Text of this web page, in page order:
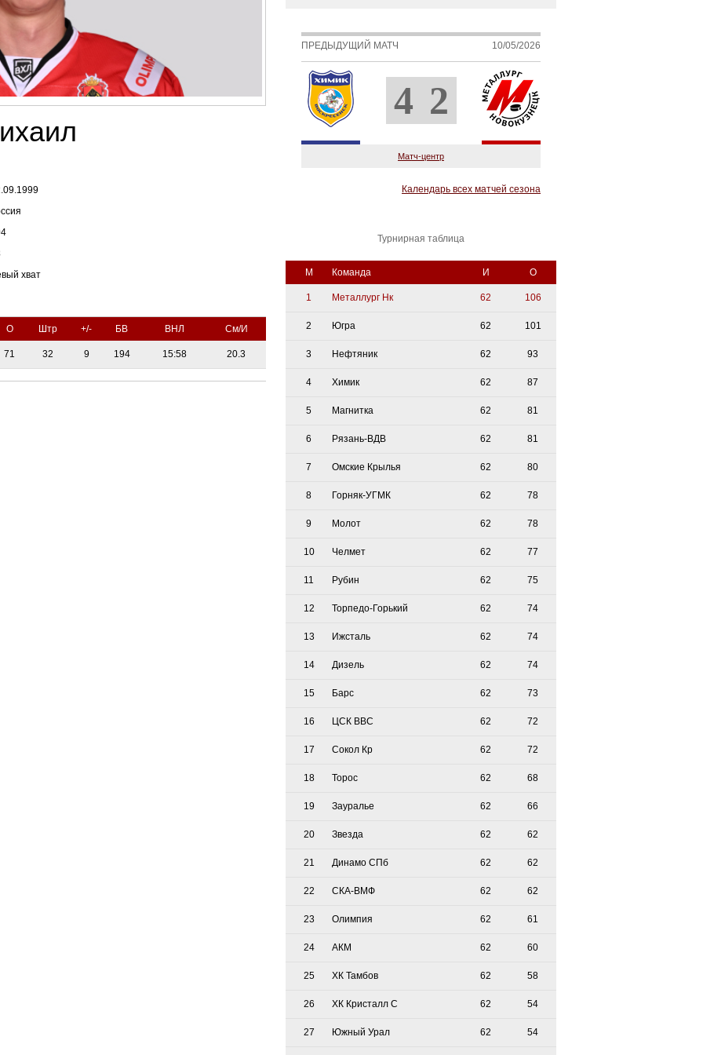
хват
О Штр +/- БВ ВНЛ См/И
71 32 9 194 15:58 20.3
ПРЕДЫДУЩИЙ МАТЧ 10/05/2026
4 2
Матч-центр
Календарь всех матчей сезона
Турнирная таблица
М Команда И О
1 Металлург Нк 62 106
2 Югра 62 101
3 Нефтяник 62 93
4 Химик 62 87
5 Магнитка 62 81
6 Рязань-ВДВ 62 81
7 Омские Крылья 62 80
8 Горняк-УГМК 62 78
9 Молот 62 78
10 Челмет 62 77
11 Рубин 62 75
12 Торпедо-Горький 62 74
13 Ижсталь 62 74
14 Дизель 62 74
15 Барс 62 73
16 ЦСК ВВС 62 72
17 Сокол Кр 62 72
18 Торос 62 68
19 Зауралье 62 66
20 Звезда 62 62
21 Динамо СПб 62 62
22 СКА-ВМФ 62 62
23 Олимпия 62 61
24 АКМ 62 60
25 ХК Тамбов 62 58
26 ХК Кристалл С 62 54
27 Южный Урал 62 54